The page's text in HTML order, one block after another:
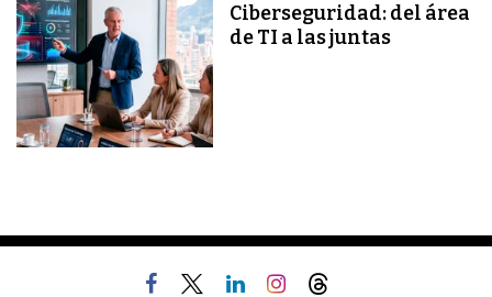
Ciberseguridad: del área
de TI a las juntas